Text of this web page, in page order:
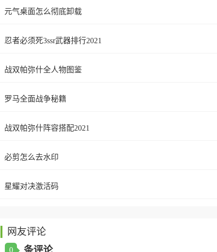
元气桌面怎么彻底卸载
忍者必须死3ssr武器排行2021
战双帕弥什全人物图鉴
罗马全面战争秘籍
战双帕弥什阵容搭配2021
必剪怎么去水印
星耀对决激活码
网友评论
0